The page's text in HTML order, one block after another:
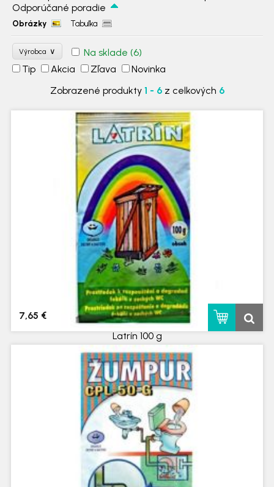
Odporúčané poradie
Obrázky Tabuľka
Výrobca ∨ Na sklade (6)
Tip
Akcia Zľava
Novinka
Zobrazené produkty 1 - 6z celkových 6
Latrín 100 g
skladom
7,65 €